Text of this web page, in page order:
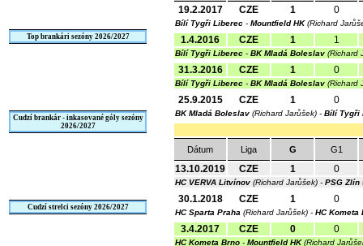
Top brankári sezóny 2026/2027
Cudzí brankár - inkasované góly sezóny
2026/2027
Cudzí strelci sezóny 2026/2027
19.2.2017 CZE 1 0
Bílí Tygři Liberec - Mountfield HK(Richard
1.4.2016 CZE 1 1
Bílí Tygři Liberec - BK Mladá Boleslav (Richard
31.3.2016 CZE 1 0
Bílí Tygři Liberec - BK Mladá Boleslav (Richard
25.9.2015 CZE 1 0
BK Mladá Boleslav (Richard Jarůšek) - Bílí Tygři
Dátum Liga G G1
13.10.2019 CZE 1 0
HC VERVA Litvínov (Richard Jarůšek) - PSG Zlín
30.1.2018 CZE 1 0
HC Sparta Praha (Richard Jarůšek) - HC Kometa
3.4.2017 CZE 0 0
HC Kometa Brno - Mountfield HK(Richard